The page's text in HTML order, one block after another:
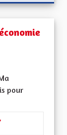
pour